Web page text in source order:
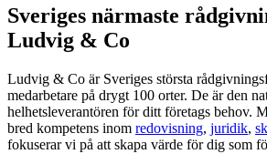
Sveriges närmaste
Ludvig & Co
Ludvig & Co är Sveriges största
medarbetare på drygt 100 orter. De är den
helhetsleverantören för ditt företags behov.
bred kompetens inom redovisning, juridik,
fokuserar vi på att skapa värde för dig som